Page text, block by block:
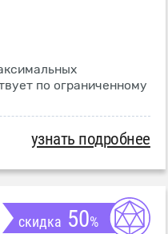
по ограниченному
узнать подробнее
скидка 50%